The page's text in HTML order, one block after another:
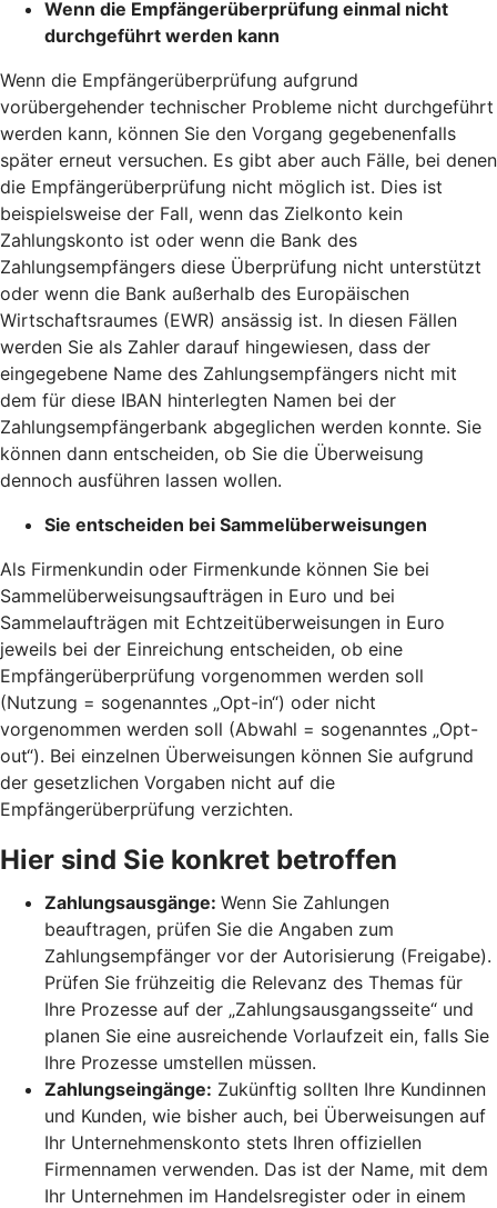
Wenn die Empfängerüberprüfung einmal nicht
durchgeführt werden kann
Wenn die Empfängerüberprüfung aufgrund
vorübergehender technischer Probleme nicht durchgeführt
werden kann, können Sie den Vorgang gegebenenfalls
später erneut versuchen. Es gibt aber auch Fälle, bei denen
die Empfängerüberprüfung nicht möglich ist. Dies ist
beispielsweise der Fall, wenn das Zielkonto kein
Zahlungskonto ist oder wenn die Bank des
Zahlungsempfängers diese Überprüfung nicht unterstützt
oder wenn die Bank außerhalb des Europäischen
Wirtschaftsraumes (EWR) ansässig ist. In diesen Fällen
werden Sie als Zahler darauf hingewiesen, dass der
eingegebene Name des Zahlungsempfängers nicht mit
dem für diese IBAN hinterlegten Namen bei der
Zahlungsempfängerbank abgeglichen werden konnte. Sie
können dann entscheiden, ob Sie die Überweisung
dennoch ausführen lassen wollen.
Sie entscheiden bei Sammelüberweisungen
Als Firmenkundin oder Firmenkunde können Sie bei
Sammelüberweisungsaufträgen in Euro und bei
Sammelaufträgen mit Echtzeitüberweisungen in Euro
jeweils bei der Einreichung entscheiden, ob eine
Empfängerüberprüfung vorgenommen werden soll
(Nutzung = sogenanntes „Opt-in“) oder nicht
vorgenommen werden soll (Abwahl = sogenanntes „Opt-
out“). Bei einzelnen Überweisungen können Sie aufgrund
der gesetzlichen Vorgaben nicht auf die
Empfängerüberprüfung verzichten.
Hier sind Sie konkret betroffen
Zahlungsausgänge: Wenn Sie Zahlungen
beauftragen, prüfen Sie die Angaben zum
Zahlungsempfänger vor der Autorisierung (Freigabe).
Prüfen Sie frühzeitig die Relevanz des Themas für
Ihre Prozesse auf der „Zahlungsausgangsseite“ und
planen Sie eine ausreichende Vorlaufzeit ein, falls Sie
Ihre Prozesse umstellen müssen.
Zahlungseingänge: Zukünftig sollten Ihre Kundinnen
und Kunden, wie bisher auch, bei Überweisungen auf
Ihr Unternehmenskonto stets Ihren offiziellen
Firmennamen verwenden. Das ist der Name, mit dem
Ihr Unternehmen im Handelsregister oder in einem